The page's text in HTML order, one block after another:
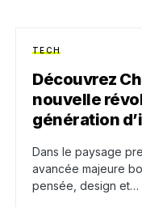
TECH
Découvrez
nouvelle
génération
Dans le paysage
avancée majeure
pensée, design et…